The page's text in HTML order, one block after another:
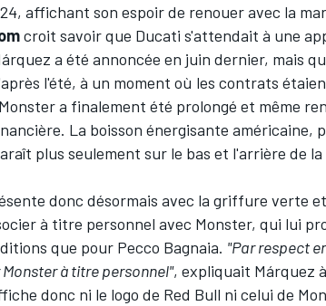
affichant son espoir de renouer avec la
croit savoir que Ducati s'attendait à une
a été annoncée en juin dernier, mais
l'été, à un moment où les contrats
a finalement été prolongé et même
La boisson énergisante américaine,
plus seulement sur le bas et l'arrière de
donc désormais avec la griffure verte
à titre personnel avec Monster, qui lui
que pour Pecco Bagnaia. "Par respect
à titre personnel", expliquait Márquez
donc ni le logo de Red Bull ni celui de